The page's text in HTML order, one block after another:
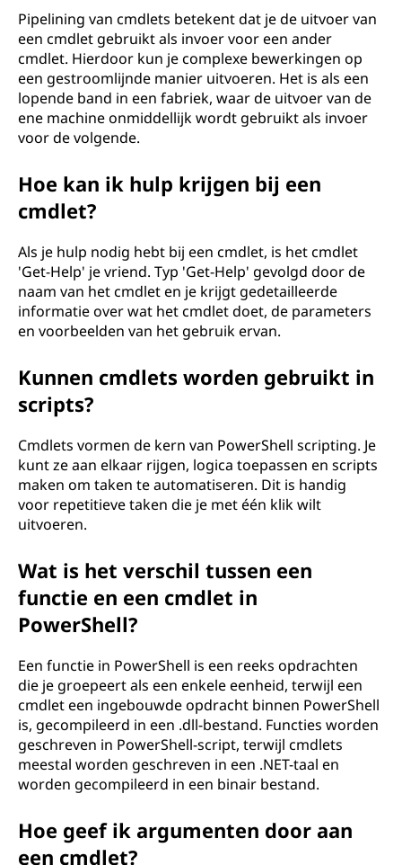
Pipelining van cmdlets betekent dat je de uitvoer van
een cmdlet gebruikt als invoer voor een ander
cmdlet. Hierdoor kun je complexe bewerkingen op
een gestroomlijnde manier uitvoeren. Het is als een
lopende band in een fabriek, waar de uitvoer van de
ene machine onmiddellijk wordt gebruikt als invoer
voor de volgende.
Hoe kan ik hulp krijgen bij een
cmdlet?
Als je hulp nodig hebt bij een cmdlet, is het cmdlet
'Get-Help' je vriend. Typ 'Get-Help' gevolgd door de
naam van het cmdlet en je krijgt gedetailleerde
informatie over wat het cmdlet doet, de parameters
en voorbeelden van het gebruik ervan.
Kunnen cmdlets worden gebruikt in
scripts?
Cmdlets vormen de kern van PowerShell scripting. Je
kunt ze aan elkaar rijgen, logica toepassen en scripts
maken om taken te automatiseren. Dit is handig
voor repetitieve taken die je met één klik wilt
uitvoeren.
Wat is het verschil tussen een
functie en een cmdlet in
PowerShell?
Een functie in PowerShell is een reeks opdrachten
die je groepeert als een enkele eenheid, terwijl een
cmdlet een ingebouwde opdracht binnen PowerShell
is, gecompileerd in een .dll-bestand. Functies worden
geschreven in PowerShell-script, terwijl cmdlets
meestal worden geschreven in een .NET-taal en
worden gecompileerd in een binair bestand.
Hoe geef ik argumenten door aan
een cmdlet?